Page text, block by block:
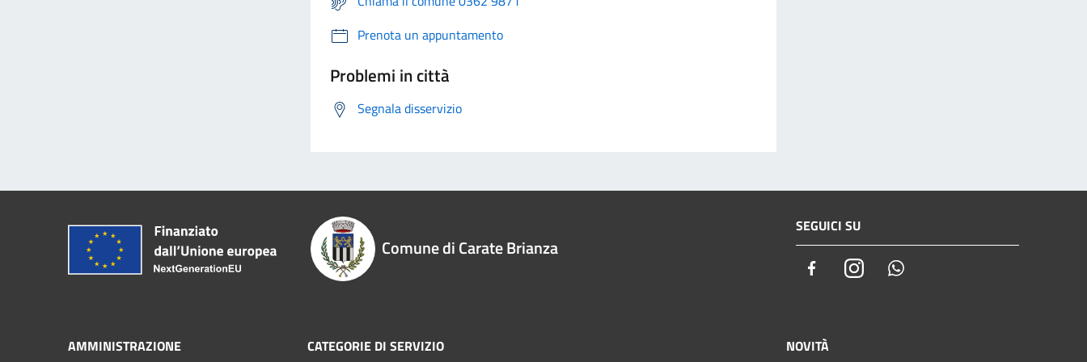
Prenota un appuntamento
Problemi in città
Segnala disservizio
Comune di Carate Brianza
SEGUICI SU
FacebookInstagram
AMMINISTRAZIONE CATEGORIE DI SERVIZIO NOVITÀ